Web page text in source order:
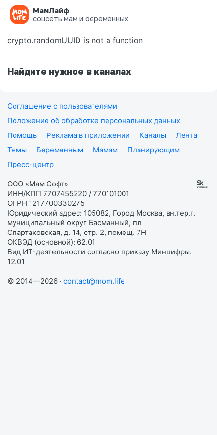
МамЛайф
соцсеть мам и беременных
Ошибка на странице
crypto.randomUUID is not a function
Найдите нужное в каналах
Соглашение с пользователями
Положение об обработке персональных данных
Помощь
Реклама в приложении Каналы
Лента
Темы
Беременным Мамам
Планирующим
Пресс-центр
ООО «Мам Софт»
ИНН/КПП 7707455220 / 770101001
ОГРН 1217700330275
Юридический адрес: 105082, Город Москва, вн.тер.г.
муниципальный округ Басманный, пл
Спартаковская, д. 14, стр. 2, помещ. 7Н
ОКВЭД (основной): 62.01
Вид ИТ-деятельности согласно приказу Минцифры:
12.01
© 2014—2026 · contact@mom.life